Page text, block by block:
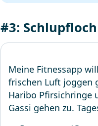
#3:
Meine Fitnessapp
frischen Luft joggen
Haribo Pfirsichringe
Gassi gehen zu.